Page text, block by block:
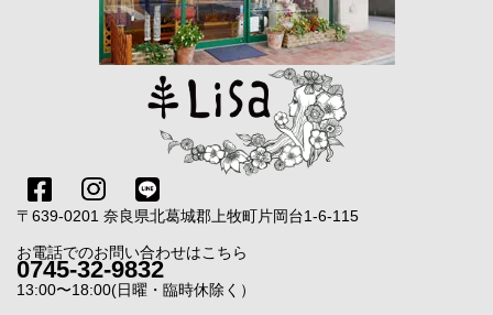
〒639-0201 奈良県北葛城郡上牧町片岡台1-6-115
お電話でのお問い合わせはこちら
0745-32-9832
13:00〜18:00(日曜・臨時休除く）